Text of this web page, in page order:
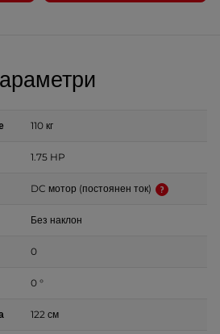
110 кг
1.75 HP
DC мотор (постоянен ток)
Без наклон
0
0 °
122 см